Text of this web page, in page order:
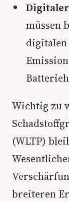
Digitaler
müssen
digitalen
Wichtig zu
(WLTP)
breiteren